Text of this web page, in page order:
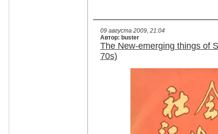
09 августа 2009, 21:04
Автор: buster
The New-emerging things of
70s)